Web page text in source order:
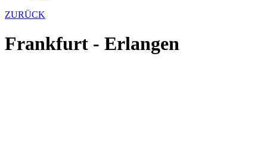
ZURÜCK
Frankfurt - Erlangen